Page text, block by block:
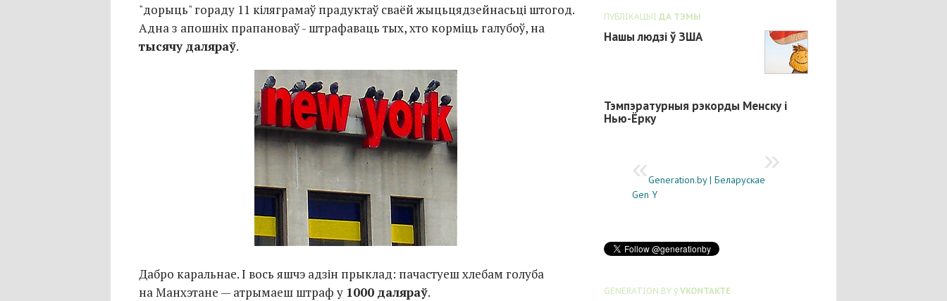
"дорыць" гораду 11 кіляграмаў прадуктаў сваёй жыцьцядзейнасьці штогод.
Адна з апошніх прапановаў - штрафаваць тых, хто корміць галубоў, на
тысячу даляраў.
Дабро каральнае. І вось яшчэ адзін прыклад: пачастуеш хлебам голуба
на Манхэтане — атрымаеш штраф у 1000 даляраў.
ПУБЛІКАЦЫІ ДА ТЭМЫ
Нашы людзі ў ЗША
Тэмпэратурныя рэкорды Менску і
Нью-Ёрку
Generation.by | Беларускае
Gen Y
GENERATION.BY ў VKONTAKTE